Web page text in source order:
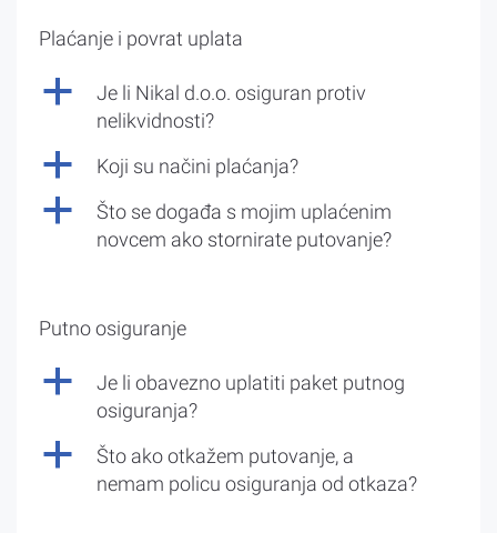
Plaćanje i povrat uplata
a
Je li Nikal d.o.o. osiguran protiv
nelikvidnosti?
a Koji su načini plaćanja?
a
Što se događa s mojim uplaćenim
novcem ako stornirate putovanje?
Putno osiguranje
a
Je li obavezno uplatiti paket putnog
osiguranja?
a
Što ako otkažem putovanje, a
nemam policu osiguranja od otkaza?